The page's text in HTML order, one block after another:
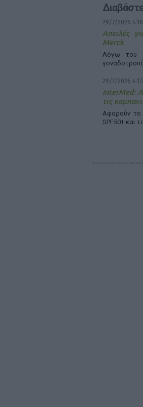
29/7/2026
Απειλές
Merck
Λόγω του
29/7/2026
InterMed:
τις
Αφορούν το
SPF50+ και